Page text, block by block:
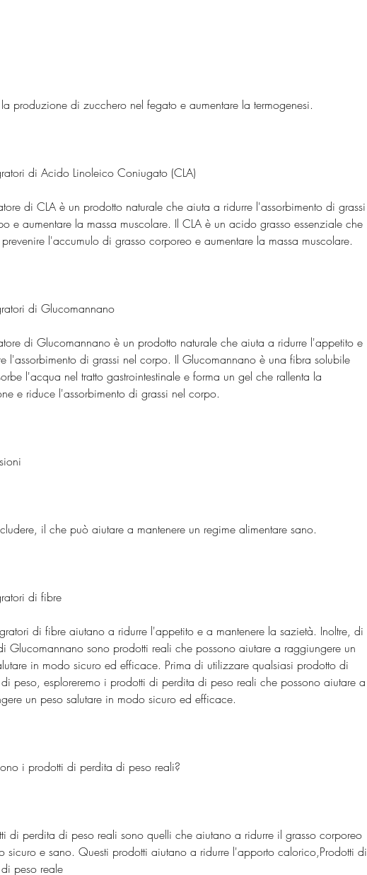
produzione di zucchero nel fegato e aumentare la termogenesi.
di Acido Linoleico Coniugato (CLA)
di CLA è un prodotto naturale che aiuta a ridurre l'assorbimento di grassi
e aumentare la massa muscolare. Il CLA è un acido grasso essenziale che
l'accumulo di grasso corporeo e aumentare la massa muscolare.
di Glucomannano
di Glucomannano è un prodotto naturale che aiuta a ridurre l'appetito e
l'assorbimento di grassi nel corpo. Il Glucomannano è una fibra solubile
l'acqua nel tratto gastrointestinale e forma un gel che rallenta la
e riduce l'assorbimento di grassi nel corpo.
il che può aiutare a mantenere un regime alimentare sano.
di fibre
di fibre aiutano a ridurre l'appetito e a mantenere la sazietà. Inoltre, di
Glucomannano sono prodotti reali che possono aiutare a raggiungere un
in modo sicuro ed efficace. Prima di utilizzare qualsiasi prodotto di
peso, esploreremo i prodotti di perdita di peso reali che possono aiutare a
un peso salutare in modo sicuro ed efficace.
i prodotti di perdita di peso reali?
di perdita di peso reali sono quelli che aiutano a ridurre il grasso corporeo
sicuro e sano. Questi prodotti aiutano a ridurre l'apporto calorico,Prodotti di
peso reale